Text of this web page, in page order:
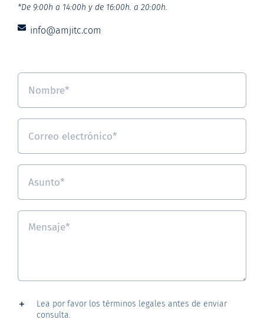
*De 9:00h a 14:00h y de 16:00h. a 20:00h.
info@amjitc.com
Lea por favor los términos legales antes de enviar
consulta.